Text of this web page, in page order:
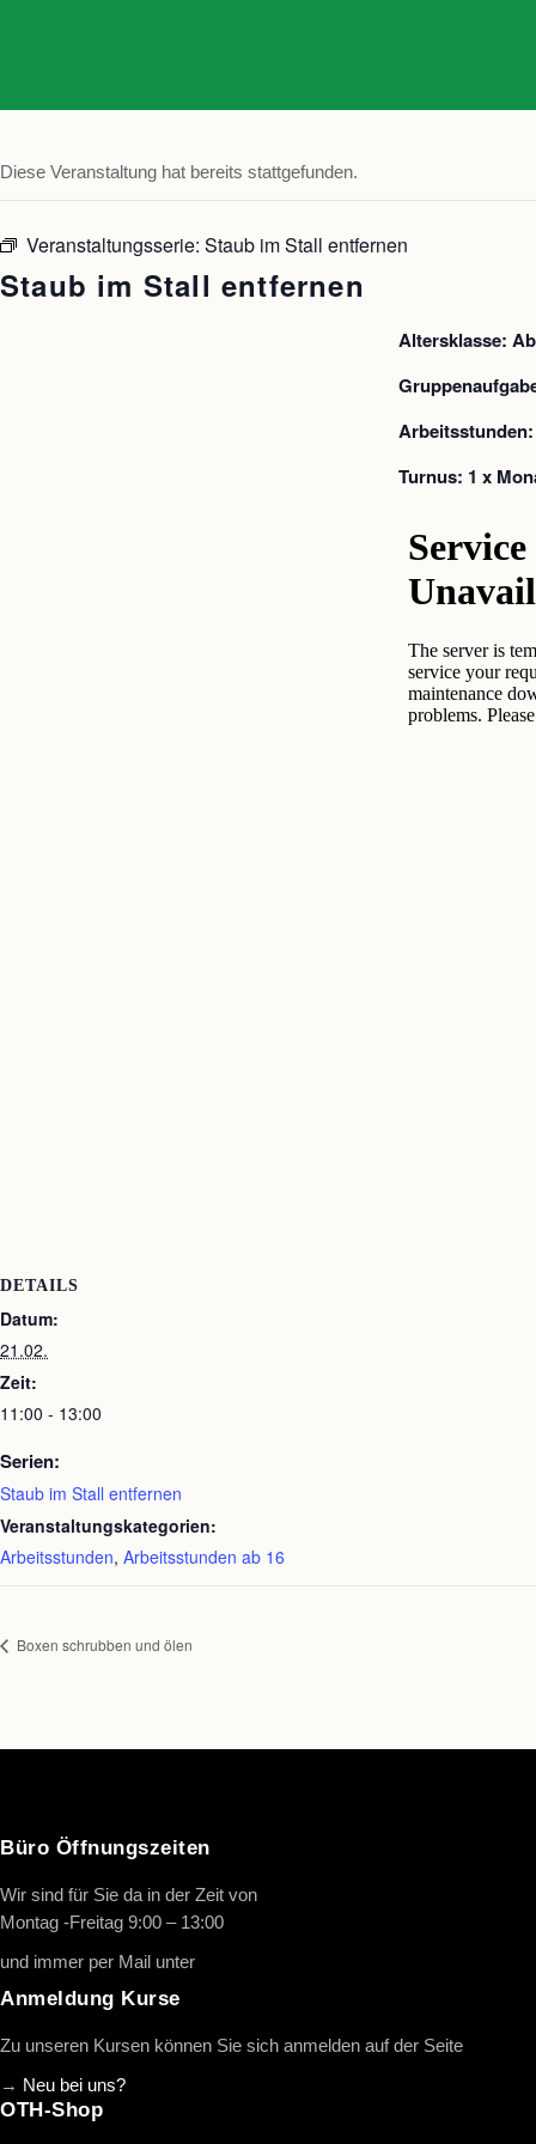
Diese Veranstaltung hat bereits stattgefunden.
Veranstaltungsserie: Staub im Stall entfernen
Staub im Stall entfernen
Altersklasse:
Turnus: 1 x
DETAILS
Datum:
21.02.
Zeit:
11:00 - 13:00
Serien:
Staub im Stall entfernen
Veranstaltungskategorien:
Arbeitsstunden, Arbeitsstunden ab 16
Boxen schrubben und ölen
Büro Öffnungszeiten
Wir sind für Sie da in der Zeit von
Montag -Freitag 9:00 – 13:00
und immer per Mail unter
Anmeldung Kurse
Zu unseren Kursen können Sie sich anmelden auf der Seite
→ Neu bei uns?
OTH-Shop